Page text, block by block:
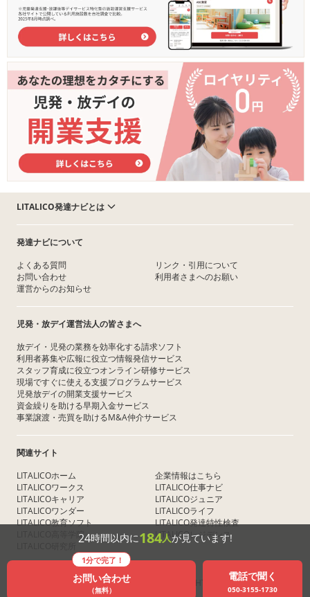
24時間以内に184人が見ています!
1分で完了！
お問い合わせ
（無料）
電話で聞く
050-3155-1730
LITALICO発達ナビとは
発達ナビについて
よくある質問
お問い合わせ
運営からのお知らせ
リンク・引用について
利用者さまへのお願い
児発・放デイ運営法人の皆さまへ
放デイ・児発の業務を効率化する請求ソフト
利用者募集や広報に役立つ情報発信サービス
スタッフ育成に役立つオンライン研修サービス
現場ですぐに使える支援プログラムサービス
児発放デイの開業支援サービス
資金繰りを助ける早期入金サービス
事業譲渡・売買を助けるM&A仲介サービス
関連サイト
LITALICOホーム
LITALICOワークス
LITALICOキャリア
LITALICOワンダー
LITALICO教育ソフト
LITALICO高等学院
企業情報はこちら
LITALICO仕事ナビ
LITALICOジュニア
LITALICOライフ
LITALICO発達特性検査
LITALICOレジデンス
COPYRIGHT © LITALICO Inc. ALL RIGHTS RESERVED